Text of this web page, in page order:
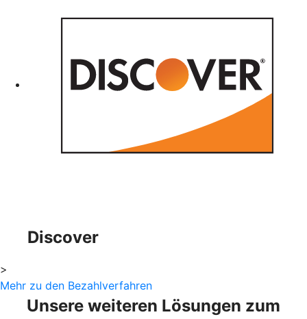
Discover
>
Mehr zu den Bezahlverfahren
Unsere weiteren Lösungen zum